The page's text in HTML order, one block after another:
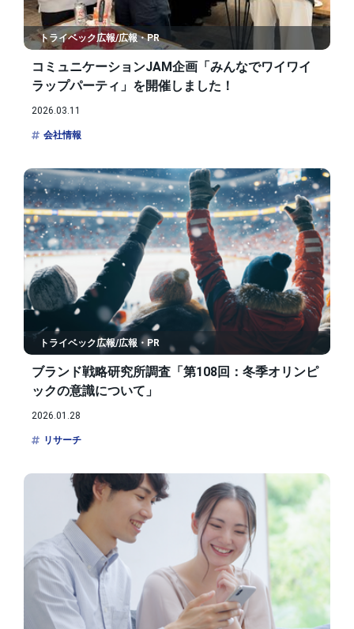
トライベック広報/広報・PR
コミュニケーションJAM企画「みんなでワイワイ
ラップパーティ」を開催しました！
2026.03.11
会社情報
トライベック広報/広報・PR
ブランド戦略研究所調査「第108回：冬季オリンピ
ックの意識について」
2026.01.28
リサーチ